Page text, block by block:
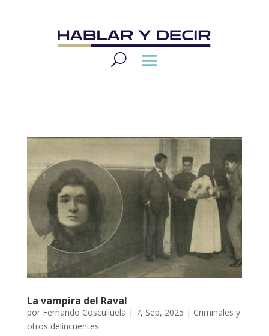
La vampira del Raval
por Fernando Cosculluela | 7, Sep, 2025 | Criminales y
otros delincuentes